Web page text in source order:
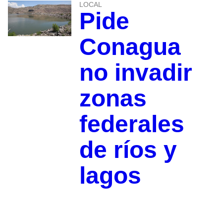
LOCAL
Pide
Conagua
no invadir
zonas
federales
de ríos y
lagos